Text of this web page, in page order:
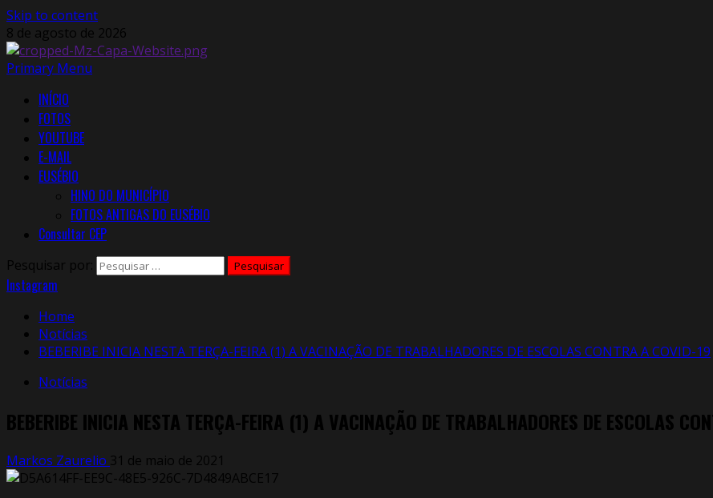
Skip to content
8 de agosto de 2026
Primary Menu
INÍCIO
FOTOS
YOUTUBE
E-MAIL
EUSÉBIO
HINO DO MUNICÍPIO
FOTOS ANTIGAS DO EUSÉBIO
Consultar CEP
Pesquisar por:
Instagram
Home
Notícias
BEBERIBE INICIA NESTA TERÇA-FEIRA (1) A VACINAÇÃO DE TRABALHADORES DE ESCOLAS CONTRA A COVID-19
Notícias
BEBERIBE INICIA NESTA TERÇA-FEIRA (1) A VACINAÇÃO DE TRABALHADORES DE ESCOLAS
Markos Zaurelio 31 de maio de 2021